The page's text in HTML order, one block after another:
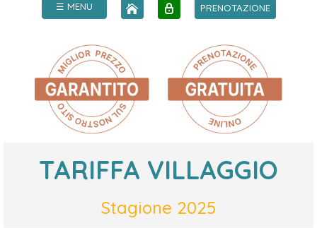
☰ MENU PRENOTAZIONE
TARIFFA VILLAGGIO
Stagione 2025